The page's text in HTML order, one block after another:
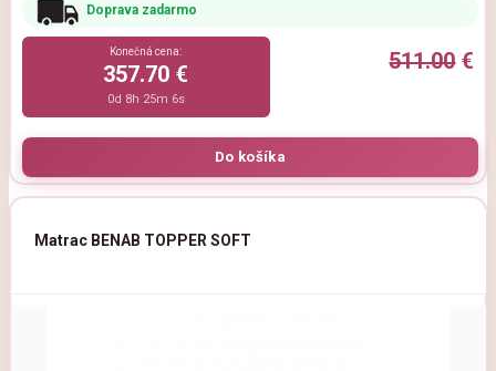
Doprava zadarmo
511.00€
Konečná cena:
357.70 €
0d 8h 25m 5s
Matrac BENAB TOPPER SOFT